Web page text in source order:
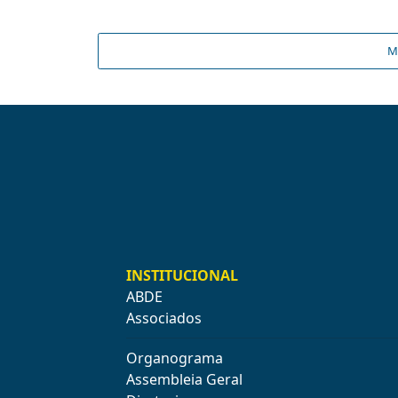
INSTITUCIONAL
ABDE
Associados
Organograma
Assembleia Geral